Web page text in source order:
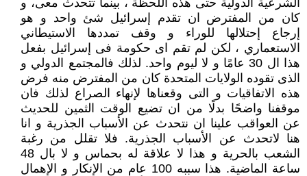
الشرعية الدولية حتى هذه اللحظة ، بينما تتحدث معى، و
كان من المفترض ان تقدم إسرائيل شئ واحد و هو
إرجاع إحتلالها للوراء و وقف تمددها الاستيطاني
الاستعماري ، لكن لم تقم اى حكومة فى إسرائيل بفعل
هذا ال 30 عامًا و لا ليوم واحد. لذلك فالمجتمع الدولي و
الذى تقوده الولايات المتحدة كان من المفترض منه فرض
هذه الاتفاقيات و التى وقعناها لإنهاء الصراع لذلك فان
موقفنا واضحًا بدلًا من ان تضيع الوقت الثمين للحديث
عن العواقب علينا ان نتحدث عن الأسباب الجذرية و انا
هنا لاتحدث عن الأسباب الجذرية. فلا تقلل من رغبة
الشعب بالحرية و هذا لا علاقة له بحماس و لا بال 48
ساعة الماضية. هذا سببه 100 عام من الإنكار و الإهمال